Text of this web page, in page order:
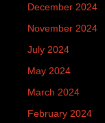
December 2024
November 2024
July 2024
May 2024
March 2024
February 2024